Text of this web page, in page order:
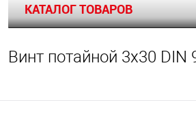
КАТАЛОГ ТОВАРОВ
Винт потайной 3х30 DIN